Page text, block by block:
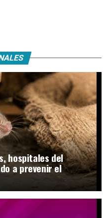
hospitales del
a prevenir el